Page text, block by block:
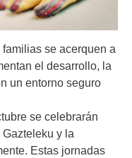
se acerquen a
el desarrollo, la
un entorno seguro
se celebrarán
y la
Estas jornadas